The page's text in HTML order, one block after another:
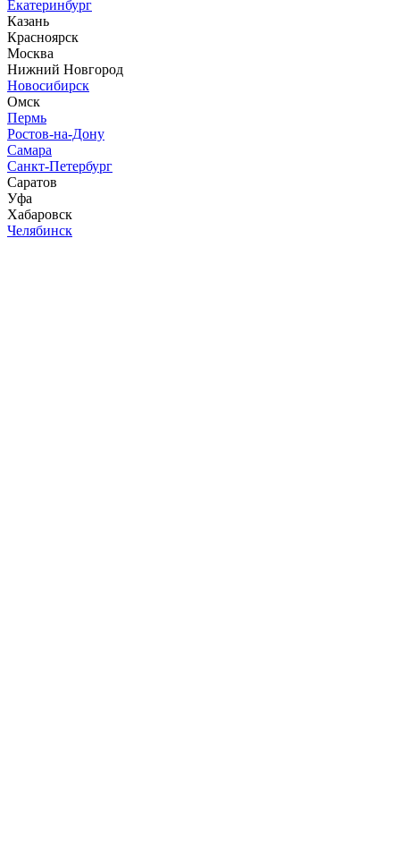
Екатеринбург
Казань
Красноярск
Москва
Нижний Новгород
Новосибирск
Омск
Пермь
Ростов-на-Дону
Самара
Санкт-Петербург
Саратов
Уфа
Хабаровск
Челябинск